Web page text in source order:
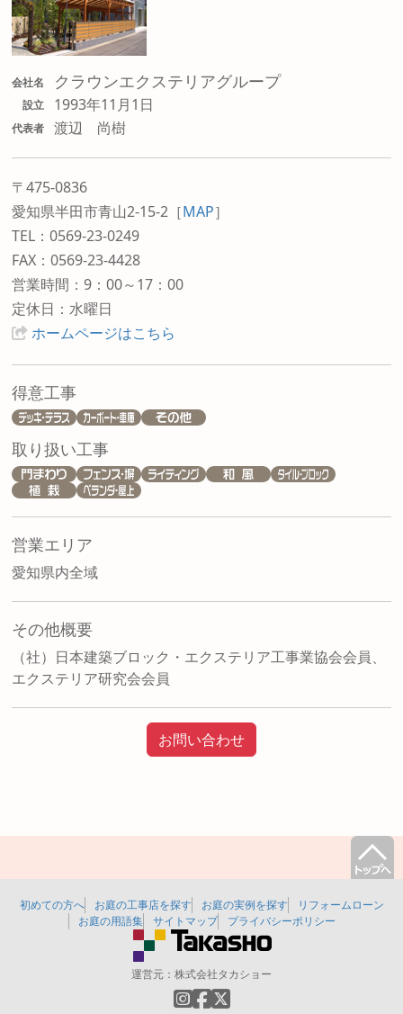
会社名 クラウンエクステリアグループ
設立 1993年11月1日
代表者 渡辺 尚樹
〒475-0836
愛知県半田市青山2-15-2 ［MAP］
TEL：0569-23-0249
FAX：0569-23-4428
営業時間：9：00～17：00
定休日：水曜日
ホームページはこちら
得意工事
取り扱い工事
営業エリア
愛知県内全域
その他概要
（社）日本建築ブロック・エクステリア工事業協会会員、
エクステリア研究会会員
お問い合わせ
初めての方へ お庭の工事店を探す お庭の実例を探す
リフォームローン
お庭の用語集
サイトマップ プライバシーポリシー
運営元： 株式会社タカショー